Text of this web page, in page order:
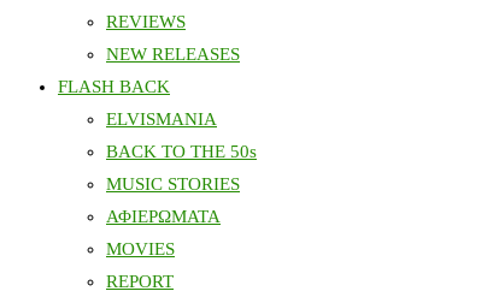
REVIEWS
NEW RELEASES
FLASH BACK
ELVISMANIA
BACK TO THE 50s
MUSIC STORIES
ΑΦΙΕΡΩΜΑΤΑ
MOVIES
REPORT